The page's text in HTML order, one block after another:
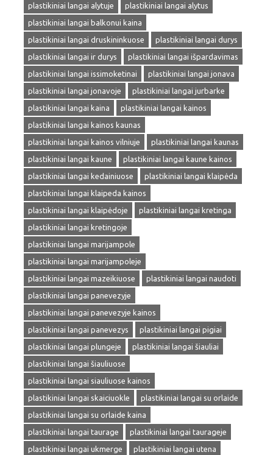
plastikiniai langai alytuje
plastikiniai langai alytus
plastikiniai langai balkonui kaina
plastikiniai langai druskininkuose
plastikiniai langai durys
plastikiniai langai ir durys
plastikiniai langai išpardavimas
plastikiniai langai issimoketinai
plastikiniai langai jonava
plastikiniai langai jonavoje
plastikiniai langai jurbarke
plastikiniai langai kaina
plastikiniai langai kainos
plastikiniai langai kainos kaunas
plastikiniai langai kainos vilniuje
plastikiniai langai kaunas
plastikiniai langai kaune
plastikiniai langai kaune kainos
plastikiniai langai kedainiuose
plastikiniai langai klaipėda
plastikiniai langai klaipeda kainos
plastikiniai langai klaipėdoje
plastikiniai langai kretinga
plastikiniai langai kretingoje
plastikiniai langai marijampole
plastikiniai langai marijampoleje
plastikiniai langai mazeikiuose
plastikiniai langai naudoti
plastikiniai langai panevezyje
plastikiniai langai panevezyje kainos
plastikiniai langai panevezys
plastikiniai langai pigiai
plastikiniai langai plungeje
plastikiniai langai šiauliai
plastikiniai langai šiauliuose
plastikiniai langai siauliuose kainos
plastikiniai langai skaiciuokle
plastikiniai langai su orlaide
plastikiniai langai su orlaide kaina
plastikiniai langai taurage
plastikiniai langai taurageje
plastikiniai langai ukmerge
plastikiniai langai utena